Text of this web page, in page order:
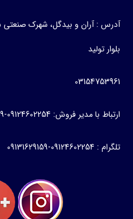
: آران و بیدگل، شهرک صنعتی سلیمان
تولید
مدیر فروش: 09124602254-09131629159
09131629159